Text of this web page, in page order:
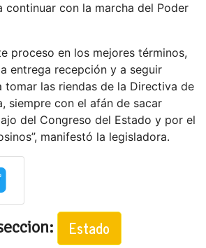
continuar con la marcha del Poder
proceso en los mejores términos,
entrega recepción y a seguir
tomar las riendas de la Directiva de
siempre con el afán de sacar
del Congreso del Estado y por el
manifestó la legisladora.
Estado